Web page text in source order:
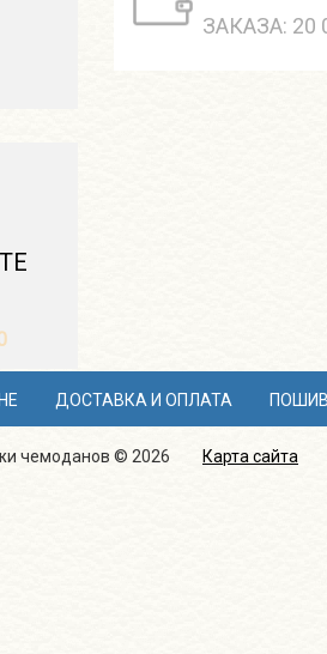
ЗАКАЗА: 20
ДОСТАВКА И ОПЛАТА
чемоданов © 2026 Карта сайта